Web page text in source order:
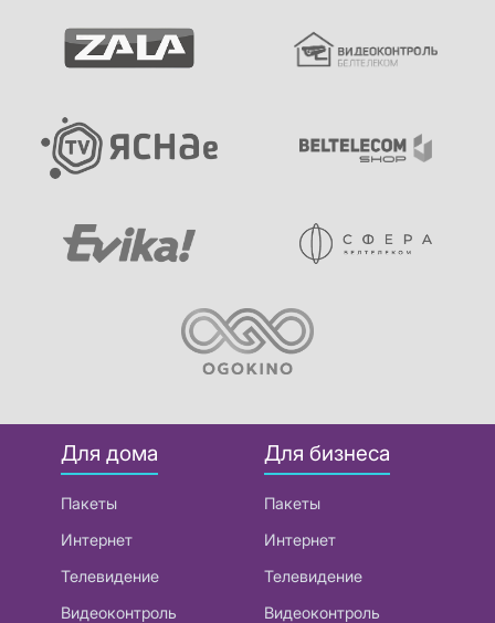
Для дома
Пакеты
Интернет
Телевидение
Видеоконтроль
Для бизнеса
Пакеты
Интернет
Телевидение
Видеоконтроль